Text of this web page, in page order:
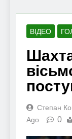
ВІДЕО
Степан
Ago
0